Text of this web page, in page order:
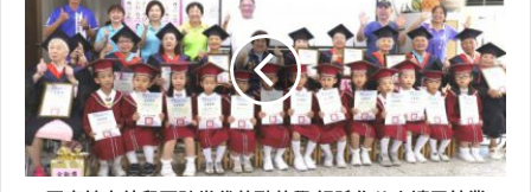
育署宜蘭分署請民眾隨時關注太平山官網，也提醒民眾颱
風期間，減少戶外活動，請勿前往山區步道，以維安全。